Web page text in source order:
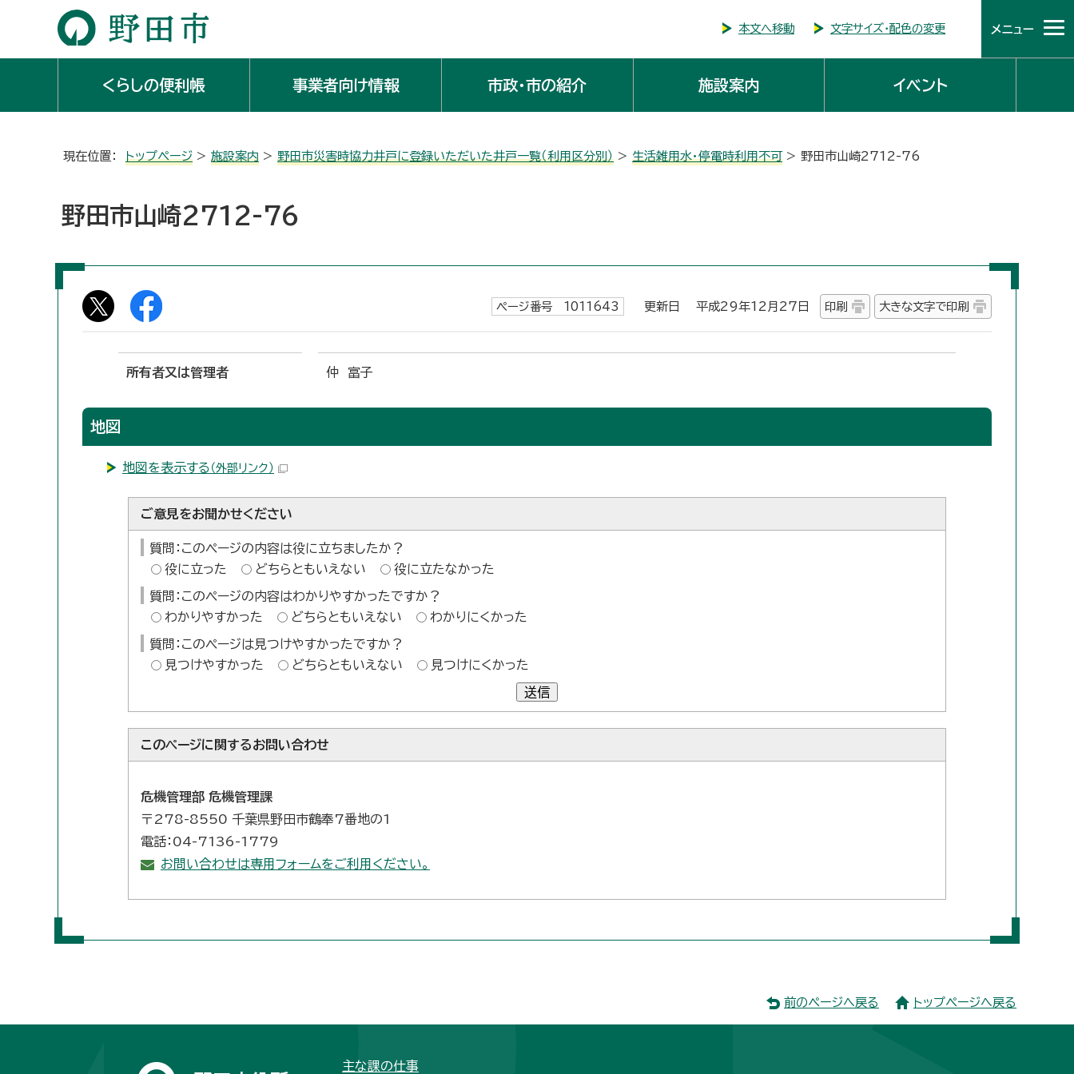
本文へ移動 文字サイズ・配色の変更 メニュー
くらしの便利帳 事業者向け情報 市政・市の紹介 施設案内 イベント
現在位置： トップページ > 施設案内 > 野田市災害時協力井戸に登録いただいた井戸一覧（利用区分別） > 生活雑用水・停電時利用不可 > 野田市山崎2712-76
野田市山崎2712-76
ページ番号 1011643 更新日 平成29年12月27日 印刷 大きな文字で印刷
所有者又は管理者 仲 富子
地図
地図を表示する （外部リンク）
ご意見をお聞かせください
質問：このページの内容は役に立ちましたか？
役に立った
どちらともいえない 役に立たなかった
質問：このページの内容はわかりやすかったですか？
わかりやすかった
どちらともいえない わかりにくかった
質問：このページは見つけやすかったですか？
見つけやすかった
どちらともいえない 見つけにくかった
送信
このページに関するお問い合わせ
危機管理部 危機管理課
〒278-8550 千葉県野田市鶴奉7番地の1
電話：04-7136-1779
お問い合わせは専用フォームをご利用ください。
前のページへ戻る トップページへ戻る
主な課の仕事